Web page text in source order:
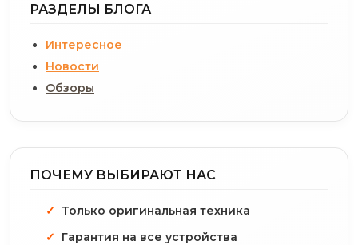
РАЗДЕЛЫ БЛОГА
Интересное
Новости
Обзоры
ПОЧЕМУ ВЫБИРАЮТ НАС
Только оригинальная техника
Гарантия на все устройства